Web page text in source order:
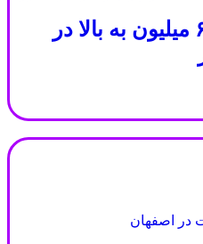
امتیاز بانکی فوری ۶۰۰ میلیون به بالا در